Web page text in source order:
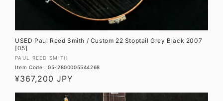
USED Paul Reed Smith / Custom 22 Stoptail Grey Black 2007
[05]
販
売
元:
PAUL REED SMITH
Item Code : 05-2800005544268
通
¥367,200 JPY